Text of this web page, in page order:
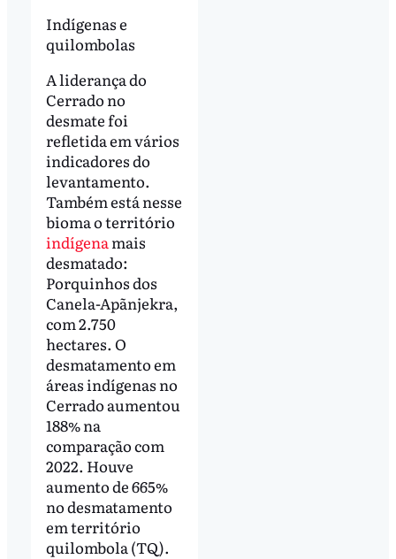
Indígenas e
quilombolas
A liderança do
Cerrado no
desmate foi
refletida em vários
indicadores do
levantamento.
Também está nesse
bioma o território
indígena mais
desmatado:
Porquinhos dos
Canela-Apãnjekra,
com 2.750
hectares. O
desmatamento em
áreas indígenas no
Cerrado aumentou
188% na
comparação com
2022. Houve
aumento de 665%
no desmatamento
em território
quilombola (TQ).